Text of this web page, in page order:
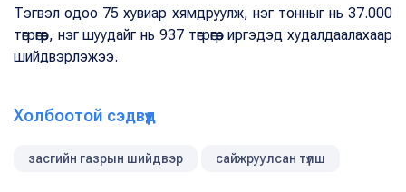
Тэгвэл одоо 75 хувиар хямдруулж, нэг тонныг нь 37.000
төгрөгөөр, нэг шуудайг нь 937 төгрөгөөр иргэдэд худалдаалахаар
шийдвэрлэжээ.
Холбоотой сэдвүүд
засгийн газрын шийдвэр сайжруулсан түлш